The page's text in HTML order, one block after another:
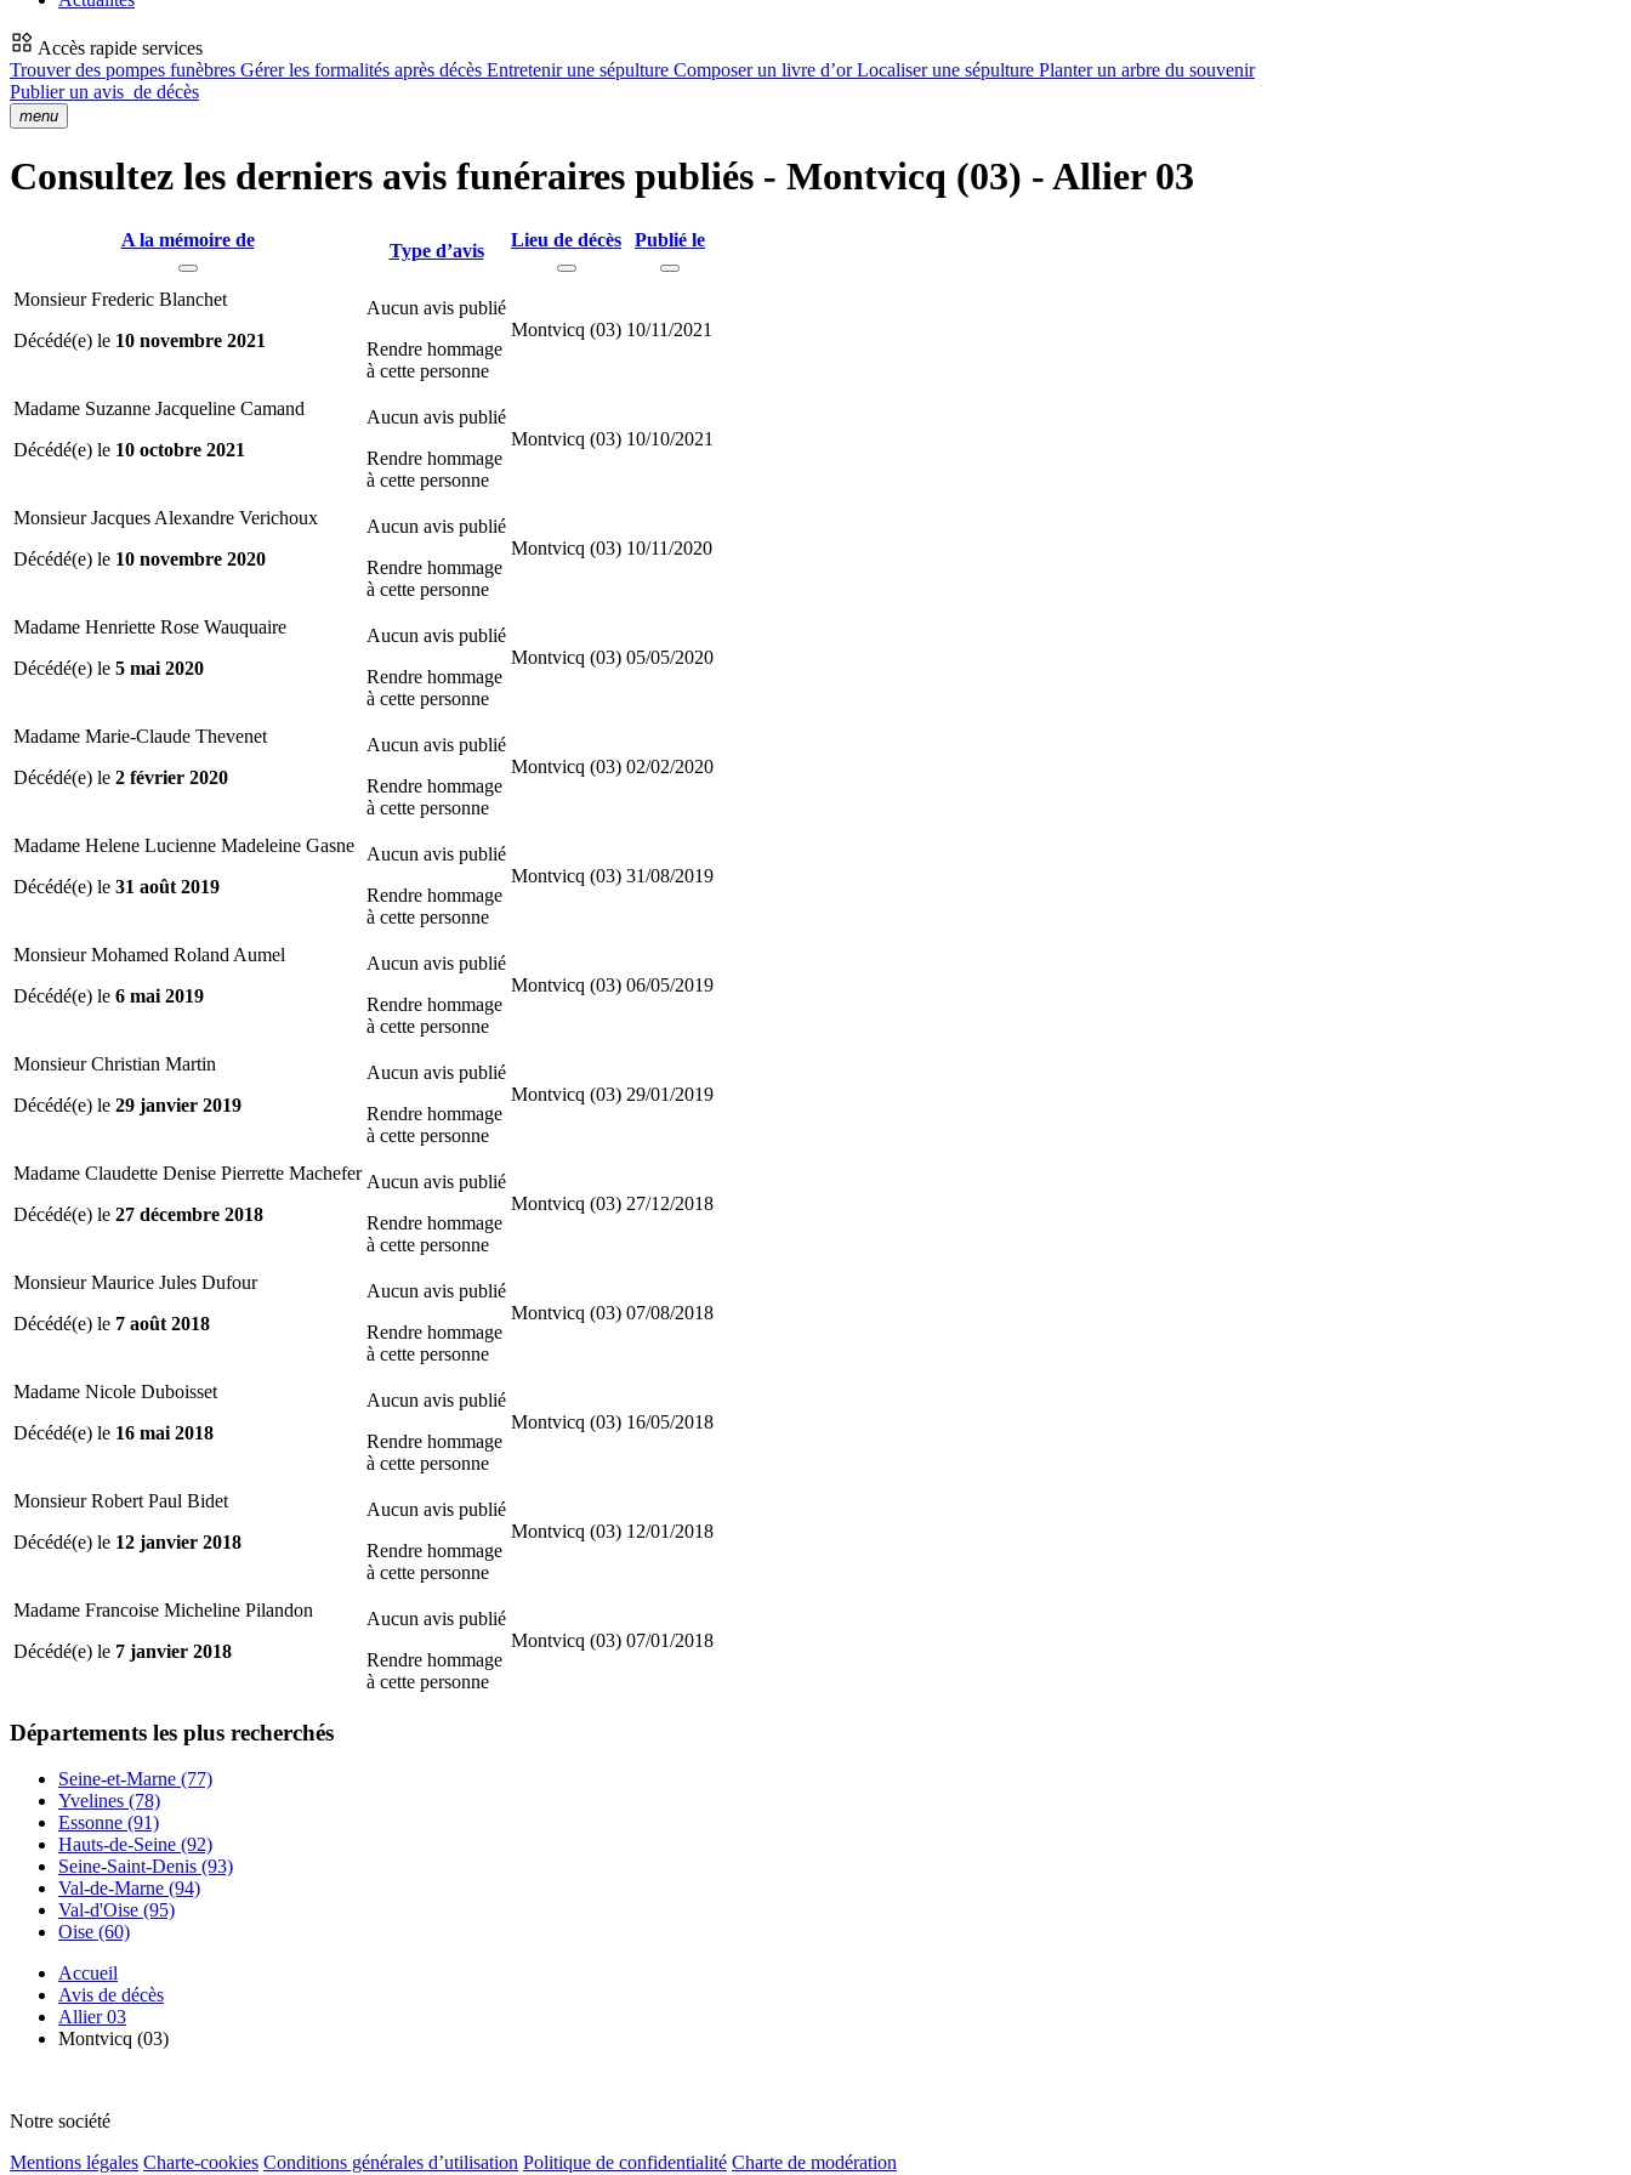
Accès rapide services
Trouver des pompes funèbres Gérer les formalités après décès Entretenir une sépulture Composer un livre d’orLocaliser une sépulture Planter un arbre du souvenir
Publier un avis de décès
menu
Consultez les derniers avis funéraires publiés - Montvicq (03) - Allier 03
A la mémoire de
Type d’avis
Lieu de décès Publié le
Monsieur Frederic Blanchet
Décédé(e) le 10 novembre 2021
Aucun avis publié
Rendre hommage
à cette personne
Montvicq (03) 10/11/2021
Madame Suzanne Jacqueline Camand
Décédé(e) le 10 octobre 2021
Aucun avis publié
Rendre hommage
à cette personne
Montvicq (03) 10/10/2021
Monsieur Jacques Alexandre Verichoux
Décédé(e) le 10 novembre 2020
Aucun avis publié
Rendre hommage
à cette personne
Montvicq (03) 10/11/2020
Madame Henriette Rose Wauquaire
Décédé(e) le 5 mai 2020
Aucun avis publié
Rendre hommage
à cette personne
Montvicq (03) 05/05/2020
Madame Marie-Claude Thevenet
Décédé(e) le 2 février 2020
Aucun avis publié
Rendre hommage
à cette personne
Montvicq (03) 02/02/2020
Madame Helene Lucienne Madeleine Gasne
Décédé(e) le 31 août 2019
Aucun avis publié
Rendre hommage
à cette personne
Montvicq (03) 31/08/2019
Monsieur Mohamed Roland Aumel
Décédé(e) le 6 mai 2019
Aucun avis publié
Rendre hommage
à cette personne
Montvicq (03) 06/05/2019
Monsieur Christian Martin
Décédé(e) le 29 janvier 2019
Aucun avis publié
Rendre hommage
à cette personne
Montvicq (03) 29/01/2019
Madame Claudette Denise Pierrette Machefer
Décédé(e) le 27 décembre 2018
Aucun avis publié
Rendre hommage
à cette personne
Montvicq (03) 27/12/2018
Monsieur Maurice Jules Dufour
Décédé(e) le 7 août 2018
Aucun avis publié
Rendre hommage
à cette personne
Montvicq (03) 07/08/2018
Madame Nicole Duboisset
Décédé(e) le 16 mai 2018
Aucun avis publié
Rendre hommage
à cette personne
Montvicq (03) 16/05/2018
Monsieur Robert Paul Bidet
Décédé(e) le 12 janvier 2018
Aucun avis publié
Rendre hommage
à cette personne
Montvicq (03) 12/01/2018
Madame Francoise Micheline Pilandon
Décédé(e) le 7 janvier 2018
Aucun avis publié
Rendre hommage
à cette personne
Montvicq (03) 07/01/2018
Départements les plus recherchés
Seine-et-Marne (77)
Yvelines (78)
Essonne (91)
Hauts-de-Seine (92)
Seine-Saint-Denis (93)
Val-de-Marne (94)
Val-d'Oise (95)
Oise (60)
Accueil
Avis de décès
Allier 03
Montvicq (03)
Notre société
Mentions légales Charte-cookies Conditions générales d’utilisation Politique de confidentialité Charte de modération